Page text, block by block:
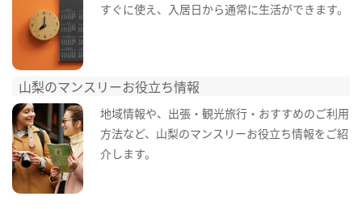
すぐに使え、入居日から通常に生活ができます。
山梨のマンスリーお役立ち情報
地域情報や、出張・観光旅行・おすすめのご利用
方法など、山梨のマンスリーお役立ち情報をご紹
介します。